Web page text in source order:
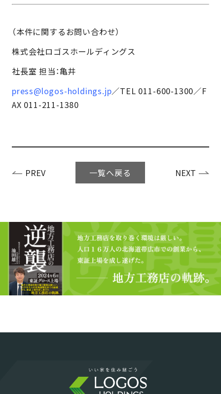
（本件に関するお問い合わせ）
株式会社ロゴスホールディングス
社⾧室 担当：亀井
press@logos-holdings.jp／TEL 011-600-1300／F
AX 011-211-1380
PREV 一覧へ戻る NEXT